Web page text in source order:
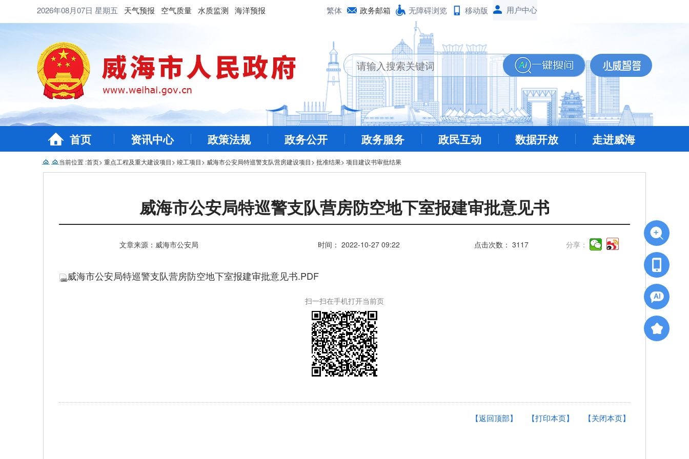
2026年08月07日 星期五 天气预报 空气质量 水质监测 海洋预报 繁体 政务邮箱 无障碍浏览 移动版
首页 资讯中心 政策法规 政务公开 政务服务 政民互动 数据开放 走进威海
当前位置 :首页> 重点工程及重大建设项目> 竣工项目> 威海市公安局特巡警支队营房建设项目> 批准结果> 项目建议书审批结果
威海市公安局特巡警支队营房防空地下室报建审批意见书
文章来源：威海市公安局 时间： 2022-10-27 09:22 点击次数：3117 分享：
威海市公安局特巡警支队营房防空地下室报建审批意见书.PDF
扫一扫在手机打开当前页
【关闭本页】
【打印本页】
【返回顶部】